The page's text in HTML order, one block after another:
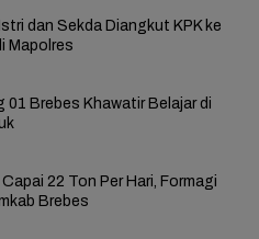
dan Sekda Diangkut KPK ke
Mapolres
01 Brebes Khawatir Belajar di
22 Ton Per Hari, Formagi
Brebes